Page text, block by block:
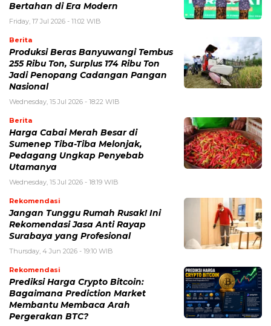
Bertahan di Era Modern
Friday, 17 Jul 2026 - 11:02 WIB
Berita
Produksi Beras Banyuwangi Tembus
255 Ribu Ton, Surplus 174 Ribu Ton
Jadi Penopang Cadangan Pangan
Nasional
Wednesday, 15 Jul 2026 - 18:22 WIB
Berita
Harga Cabai Merah Besar di
Sumenep Tiba-Tiba Melonjak,
Pedagang Ungkap Penyebab
Utamanya
Wednesday, 15 Jul 2026 - 18:19 WIB
Rekomendasi
Jangan Tunggu Rumah Rusak! Ini
Rekomendasi Jasa Anti Rayap
Surabaya yang Profesional
Thursday, 4 Jun 2026 - 19:10 WIB
Rekomendasi
Prediksi Harga Crypto Bitcoin:
Bagaimana Prediction Market
Membantu Membaca Arah
Pergerakan BTC?